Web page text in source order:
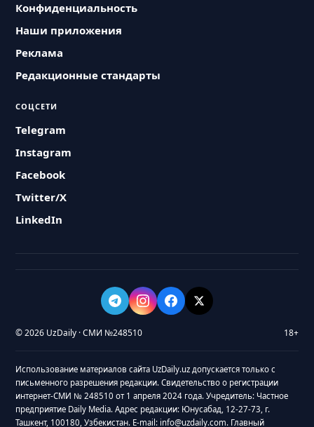
Конфиденциальность
Наши приложения
Реклама
Редакционные стандарты
СОЦСЕТИ
Telegram
Instagram
Facebook
Twitter/X
LinkedIn
© 2026 UzDaily · СМИ №248510 18+
Использование материалов сайта UzDaily.uz допускается только с
письменного разрешения редакции. Свидетельство о регистрации
интернет-СМИ № 248510 от 1 апреля 2024 года. Учредитель: Частное
предприятие Daily Media. Адрес редакции: Юнусабад, 12-27-73, г.
Ташкент, 100180, Узбекистан. E-mail: info@uzdaily.com. Главный